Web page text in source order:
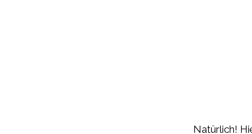
Natürlich!